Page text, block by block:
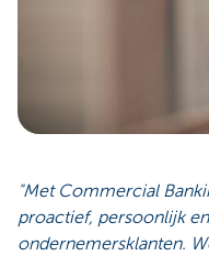
"Met Commercial
proactief, persoonlijk
ondernemersklanten.